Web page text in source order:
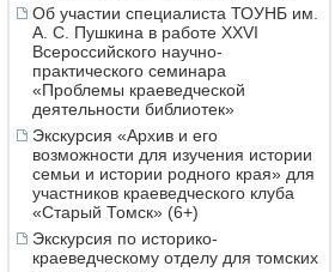
Об участии специалиста ТОУНБ им.
А. С. Пушкина в работе XXVI
Всероссийского научно-
практического семинара
«Проблемы краеведческой
деятельности библиотек»
Экскурсия «Архив и его
возможности для изучения истории
семьи и истории родного края» для
участников краеведческого клуба
«Старый Томск» (6+)
Экскурсия по историко-
краеведческому отделу для томских